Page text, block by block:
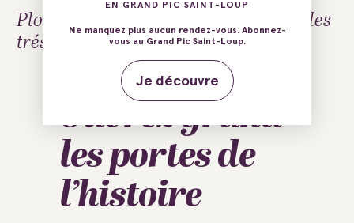
Plongez dans l’histoire et découvrez les
trésors cachés de notre patrimoine
Ouvrez grand
les portes de
l’histoire
EN GRAND PIC SAINT-LOUP
Ne manquez plus aucun rendez-vous. Abonnez-
vous au Grand Pic Saint-Loup.
Je découvre